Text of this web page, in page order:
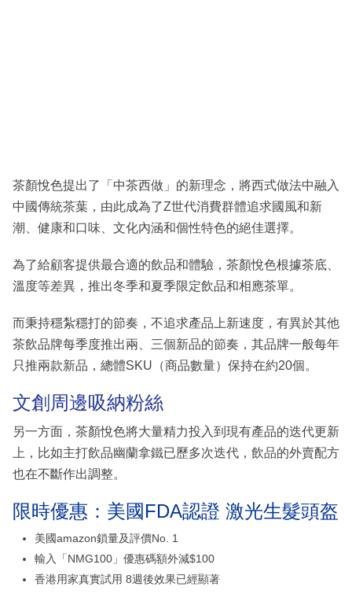
茶顏悅色提出了「中茶西做」的新理念，將西式做法中融入
中國傳統茶葉，由此成為了Z世代消費群體追求國風和新
潮、健康和口味、文化內涵和個性特色的絕佳選擇。
為了給顧客提供最合適的飲品和體驗，茶顏悅色根據茶底、
溫度等差異，推出冬季和夏季限定飲品和相應茶單。
而秉持穩紮穩打的節奏，不追求產品上新速度，有異於其他
茶飲品牌每季度推出兩、三個新品的節奏，其品牌一般每年
只推兩款新品，總體SKU（商品數量）保持在約20個。
文創周邊吸納粉絲
另一方面，茶顏悅色將大量精力投入到現有產品的迭代更新
上，比如主打飲品幽蘭拿鐵已歷多次迭代，飲品的外賣配方
也在不斷作出調整。
限時優惠：美國FDA認證 激光生髮頭盔
美國amazon鎖量及評價No. 1
輸入「NMG100」優惠碼額外減$100
香港用家真實試用 8週後效果已經顯著